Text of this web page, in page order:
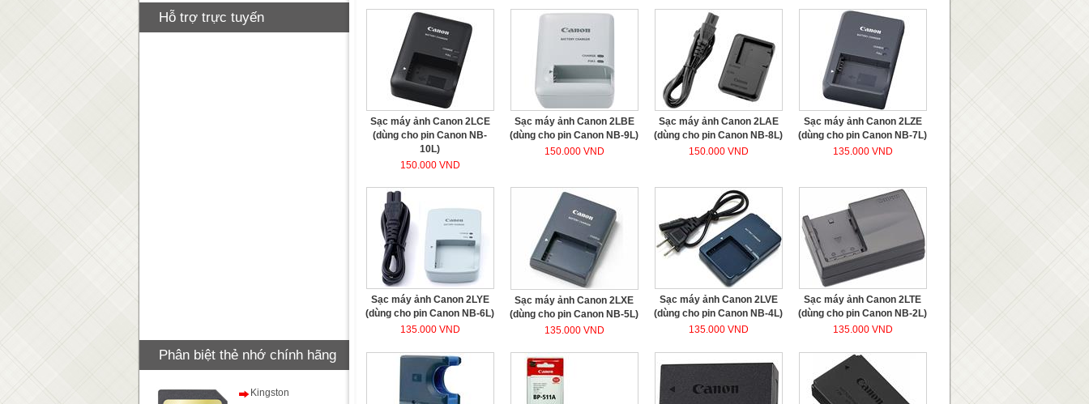
Hỗ trợ trực tuyến
Phân biệt thẻ nhớ chính hãng
Kingston
Sạc máy ảnh Canon 2LCE
(dùng cho pin Canon NB-
10L)
150.000 VND
Sạc máy ảnh Canon 2LBE
(dùng cho pin Canon NB-9L)
150.000 VND
Sạc máy ảnh Canon 2LAE
(dùng cho pin Canon NB-8L)
150.000 VND
Sạc máy ảnh Canon 2LZE
(dùng cho pin Canon NB-7L)
135.000 VND
Sạc máy ảnh Canon 2LYE
(dùng cho pin Canon NB-6L)
135.000 VND
Sạc máy ảnh Canon 2LXE
(dùng cho pin Canon NB-5L)
135.000 VND
Sạc máy ảnh Canon 2LVE
(dùng cho pin Canon NB-4L)
135.000 VND
Sạc máy ảnh Canon 2LTE
(dùng cho pin Canon NB-2L)
135.000 VND